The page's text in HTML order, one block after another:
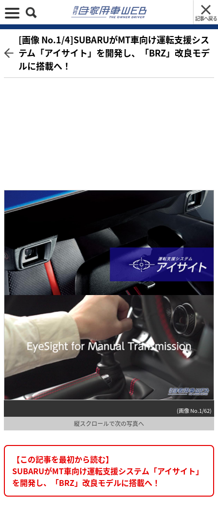
記事へ戻る
[画像 No.1/4]SUBARUがMT車向け運転支援シス
テム「アイサイト」を開発し、「BRZ」改良モデ
ルに搭載へ！
(画像 No.1/62)
縦スクロールで次の写真へ
【この記事を最初から読む】
SUBARUがMT車向け運転支援システム「アイサイト」
を開発し、「BRZ」改良モデルに搭載へ！